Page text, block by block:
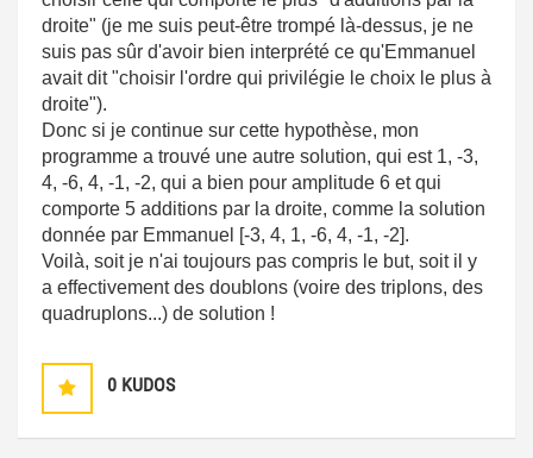
droite" (je me suis peut-être trompé là-dessus, je ne
suis pas sûr d'avoir bien interprété ce qu'Emmanuel
avait dit "choisir l'ordre qui privilégie le choix le plus à
droite").
Donc si je continue sur cette hypothèse, mon
programme a trouvé une autre solution, qui est 1, -3,
4, -6, 4, -1, -2, qui a bien pour amplitude 6 et qui
comporte 5 additions par la droite, comme la solution
donnée par Emmanuel [-3, 4, 1, -6, 4, -1, -2].
Voilà, soit je n'ai toujours pas compris le but, soit il y
a effectivement des doublons (voire des triplons, des
quadruplons...) de solution !
0 KUDOS